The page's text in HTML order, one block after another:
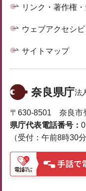
リンク・著作権
ウェブアクセシビ
サイトマップ
奈良県庁法
〒630-8501 奈良市
県庁代表電話番号：
（受付：午前8時30